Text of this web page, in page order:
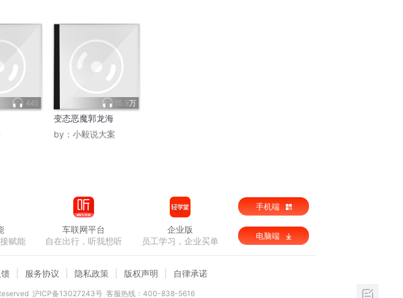
445 15.9万
变态恶魔郭龙海
by： 小毅说大案
赋能
车联网平台
自在出行，听我想听
企业版
员工学习，企业买单
手机端
电脑端
服务协议 隐私政策 版权声明 自律承诺
沪ICP备13027243号 客服热线：400-838-5616